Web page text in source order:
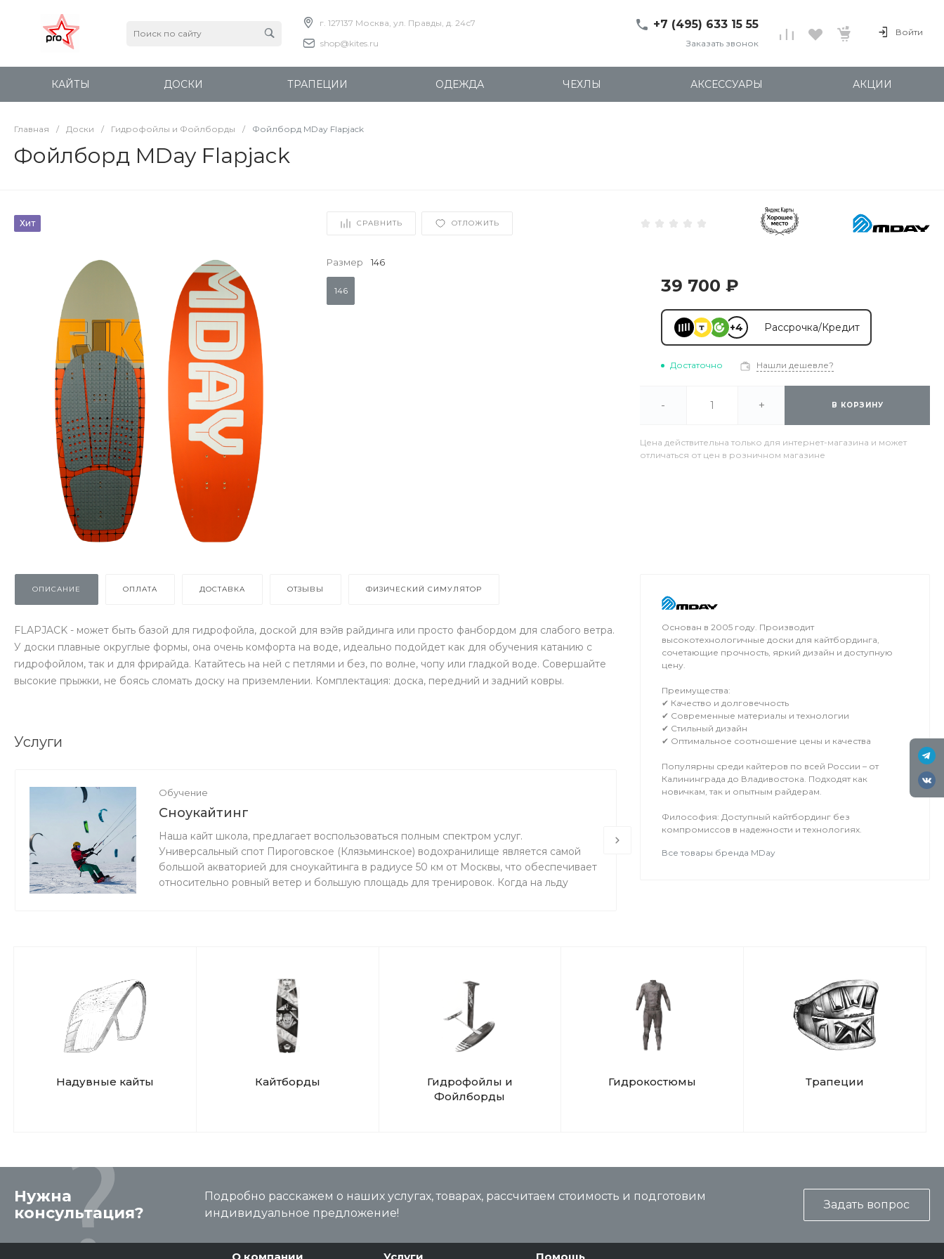
г. 127137 Москва, ул. Правды, д. 24с7
shop@kites.ru
+7 (495) 633 15 55
Правды, д. 24с7
Пн-Пт: 11:00-20:00
Заказать звонок
Войти
КАЙТЫ ДОСКИ ТРАПЕЦИИ ОДЕЖДА ЧЕХЛЫ АКСЕССУАРЫ АКЦИИ
Главная / Доски / Гидрофойлы и Фойлборды / Фойлборд MDay Flapjack
Фойлборд MDay Flapjack
Хит СРАВНИТЬ ОТЛОЖИТЬ
Размер 146
146 39 700 ₽
+4 Рассрочка/Кредит
Достаточно Нашли дешевле?
- + В КОРЗИНУ
Цена действительна только для интернет-магазина и может
отличаться от цен в розничном магазине
ОПИСАНИЕ ОПЛАТА ДОСТАВКА ОТЗЫВЫ ФИЗИЧЕСКИЙ СИМУЛЯТОР
FLAPJACK - может быть базой для гидрофойла, доской для вэйв райдинга или просто фанбордом для слабого ветра.
У доски плавные округлые формы, она очень комфорта на воде, идеально подойдет как для обучения катанию с
гидрофойлом, так и для фрирайда. Катайтесь на ней с петлями и без, по волне, чопу или гладкой воде. Совершайте
высокие прыжки, не боясь сломать доску на приземлении. Комплектация: доска, передний и задний ковры.
Услуги
Обучение
Сноукайтинг
Наша кайт школа, предлагает воспользоваться полным спектром услуг.
Универсальный спот Пироговское (Клязьминское) водохранилище является самой
большой акваторией для сноукайтинга в радиусе 50 км от Москвы, что обеспечивает
относительно ровный ветер и большую площадь для тренировок. Когда на льду
Обучение
Вингфойлинг
Это вид экстремального спорта, в
форме крыла, называемый винг,
Основан в 2005 году. Производит
высокотехнологичные доски для кайтбординга,
сочетающие прочность, яркий дизайн и доступную
цену.
Преимущества:
✔ Качество и долговечность
✔ Современные материалы и технологии
✔ Стильный дизайн
✔ Оптимальное соотношение цены и качества
Популярны среди кайтеров по всей России – от
Калининграда до Владивостока. Подходят как
новичкам, так и опытным райдерам.
Философия: Доступный кайтбординг без
компромиссов в надежности и технологиях.
Все товары бренда MDay
Надувные кайты Кайтборды
Гидрофойлы и
Фойлборды
Гидрокостюмы Трапеции
Нужна
консультация?
Подробно расскажем о наших услугах, товарах, рассчитаем стоимость и подготовим
индивидуальное предложение!
Задать вопрос